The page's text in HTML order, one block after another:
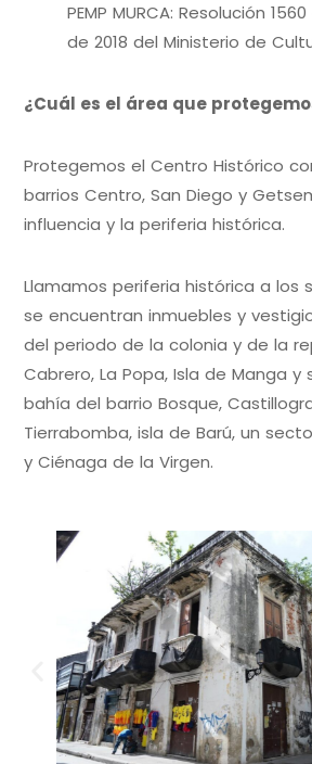
PEMP MURCA: Resolución
de 2018 del Ministerio de
¿Cuál es el área que
Protegemos el Centro Histórico
barrios Centro, San Diego y
influencia y la periferia histórica.
Llamamos periferia histórica a los
se encuentran inmuebles y
del periodo de la colonia y de la
Cabrero, La Popa, Isla de Manga
bahía del barrio Bosque,
Tierrabomba, isla de Barú, un
y Ciénaga de la Virgen.